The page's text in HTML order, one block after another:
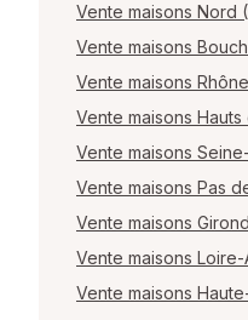
Vente maisons Nord
Vente maisons
Vente maisons
Vente maisons
Vente maisons
Vente maisons Pas
Vente maisons
Vente maisons
Vente maisons